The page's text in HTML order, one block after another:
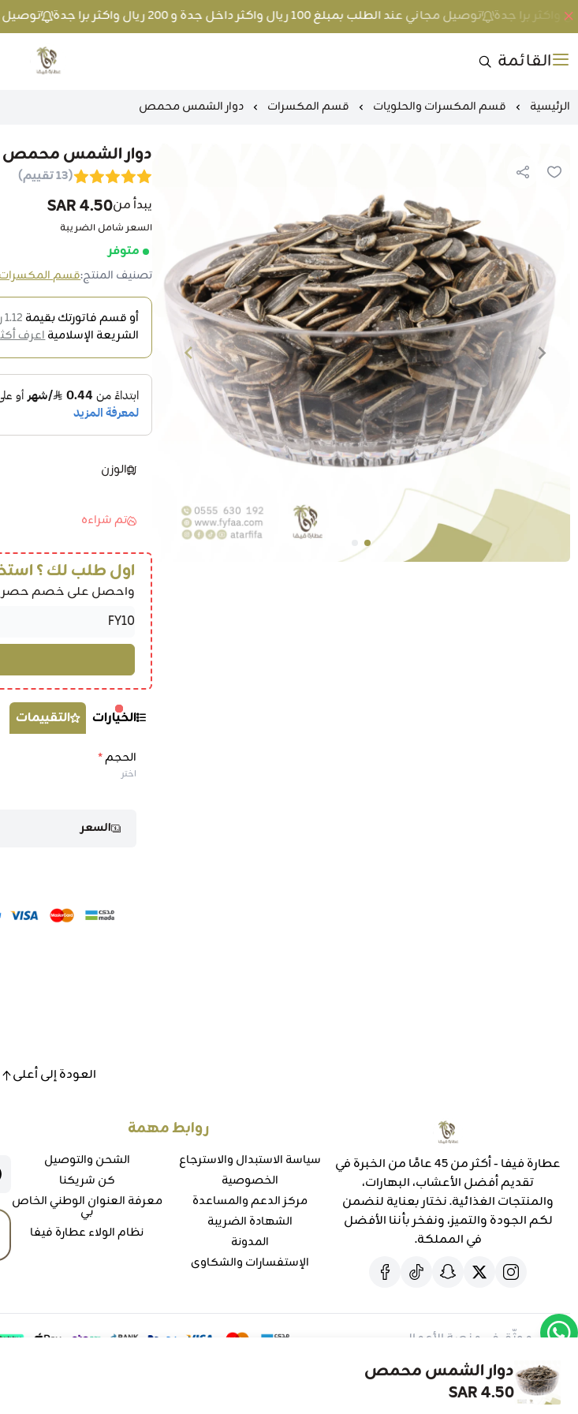
توصيل مجاني عند الطلب بمبلغ 100 ريال واكثر داخل جدة و 200 ريال واكثر برا جدة توصيل مجاني عند
القائمة متجر عطارة
الرئيسية قسم المكسرات والحلويات قسم المكسرات دوار الشمس محمص
دوار الشمس محمص
(13 تقييم)
يبدأ من4.50 SAR
السعر شامل الضريبة
متوفر
تصنيف المنتج:قسم
أو قسم فاتورتك بقيمة 1.12 ر.س
الشريعة الإسلاميةاعرف
الوزن
تم شراءه
اول طلب لك ؟
واحصل على خصم حصري
دوار الشمس محمص
4.50 SAR
الخيارات التقييمات
الحجم*
اختر
السعر
العودة إلى أعلى
عطارة فيفا - أكثر من 45 عامًا من الخبرة في
تقديم أفضل الأعشاب، البهارات،
والمنتجات الغذائية. نختار بعناية لنضمن
لكم الجودة والتميز، ونفخر بأننا الأفضل
في المملكة.
روابط مهمة
سياسة الاستبدال والاسترجاع
الخصوصية
مركز الدعم والمساعدة
الشهادة الضريبة
المدونة
الإستفسارات والشكاوي
الشحن والتوصيل
كن شريكنا
معرفة العنوان الوطني الخاص
بي
نظام الولاء عطارة فيفا
موثّق في منصة الأعمال